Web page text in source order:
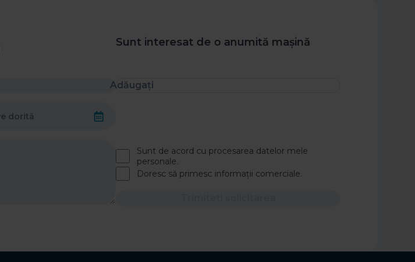
Sunt interesat de o anumită mașină
Adăugați
Sunt de acord cu procesarea datelor mele
personale.
Doresc să primesc informații comerciale.